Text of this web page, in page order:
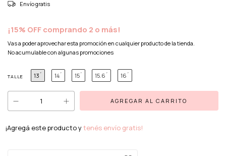
Envío gratis
¡15% OFF comprando 2 o más!
Vas a poder aprovechar esta promoción en cualquier producto de la tienda.
No acumulable con algunas promociones
TALLE 13´ 14´ 15´ 15.6´ 16´
¡Agregá este producto ytenés envío gratis!